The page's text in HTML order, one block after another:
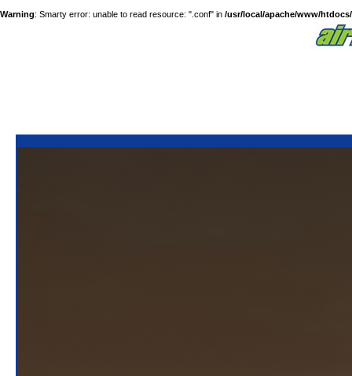
Warning: Smarty error: unable to read resource: ".conf" in /usr/local/apache/www/